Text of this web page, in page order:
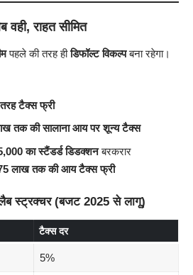
वही, राहत सीमित
पहले की तरह हीडिफॉल्ट विकल्पबना रहेगा।
टैक्स फ्री
तक की सालाना आय पर शून्य टैक्स
का स्टैंडर्ड डिडक्शनबरकरार
लाख तक की आय टैक्स फ्री
स्ट्रक्चर (बजट 2025 से लागू)
टैक्स दर
5%